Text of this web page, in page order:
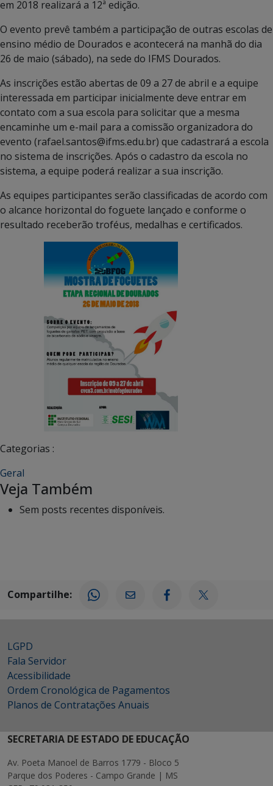
em 2018 realizará a 12ª edição.
O evento prevê também a participação de outras escolas de
ensino médio de Dourados e acontecerá na manhã do dia
26 de maio (sábado), na sede do IFMS Dourados.
As inscrições estão abertas de 09 a 27 de abril e a equipe
interessada em participar inicialmente deve entrar em
contato com a sua escola para solicitar que a mesma
encaminhe um e-mail para a comissão organizadora do
evento (rafael.santos@ifms.edu.br) que cadastrará a escola
no sistema de inscrições. Após o cadastro da escola no
sistema, a equipe poderá realizar a sua inscrição.
As equipes participantes serão classificadas de acordo com
o alcance horizontal do foguete lançado e conforme o
resultado receberão troféus, medalhas e certificados.
Categorias :
Geral
Veja Também
Sem posts recentes disponíveis.
Compartilhe:
LGPD
Fala Servidor
Acessibilidade
Ordem Cronológica de Pagamentos
Planos de Contratações Anuais
SECRETARIA DE ESTADO DE EDUCAÇÃO
Av. Poeta Manoel de Barros 1779 - Bloco 5
Parque dos Poderes - Campo Grande | MS